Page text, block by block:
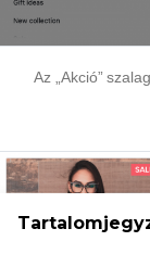
Az „Akció”